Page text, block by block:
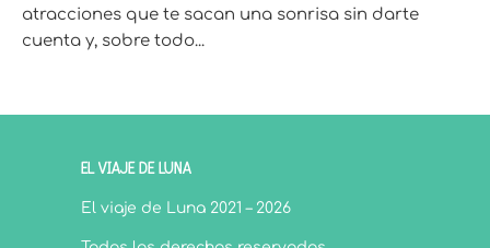
atracciones que te sacan una sonrisa sin darte
cuenta y, sobre todo...
EL VIAJE DE LUNA
El viaje de Luna 2021 – 2026